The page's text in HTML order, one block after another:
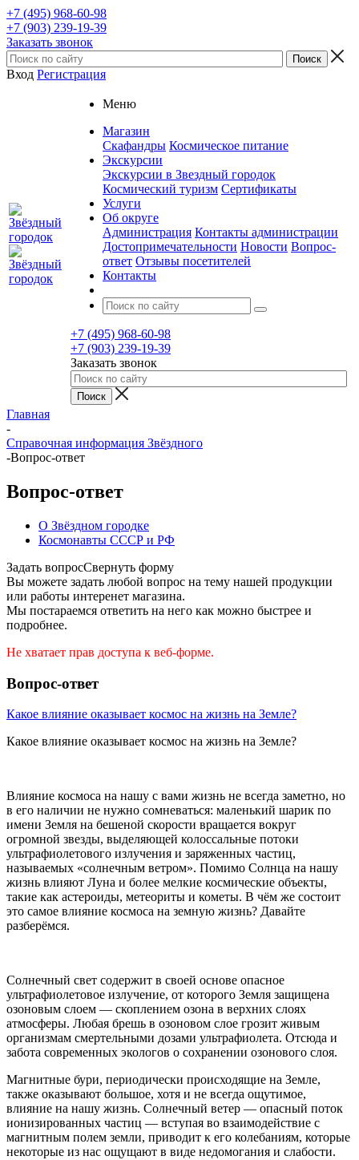
+7 (495) 968-60-98
+7 (903) 239-19-39
Заказать звонок
Вход Регистрация
Меню
Магазин
Скафандры Космическое питание
Экскурсии
Экскурсии в Звездный городок
Космический туризм Сертификаты
Услуги
Об округе
Администрация Контакты администрации
Достопримечательности Новости Вопрос-
ответ Отзывы посетителей
Контакты
+7 (495) 968-60-98
+7 (903) 239-19-39
Заказать звонок
Главная
-
Справочная информация Звёздного
-Вопрос-ответ
Вопрос-ответ
О Звёздном городке
Космонавты СССР и РФ
Задать вопросСвернуть форму
Вы можете задать любой вопрос на тему нашей продукции
или работы интеренет магазина.
Мы постараемся ответить на него как можно быстрее и
подробнее.
Не хватает прав доступа к веб-форме.
Вопрос-ответ
Какое влияние оказывает космос на жизнь на Земле?
Какое влияние оказывает космос на жизнь на Земле?
Влияние космоса на нашу с вами жизнь не всегда заметно, но
в его наличии не нужно сомневаться: маленький шарик по
имени Земля на бешеной скорости вращается вокруг
огромной звезды, выделяющей колоссальные потоки
ультрафиолетового излучения и заряженных частиц,
называемых «солнечным ветром». Помимо Солнца на нашу
жизнь влияют Луна и более мелкие космические объекты,
такие как астероиды, метеориты и кометы. В чём же состоит
это самое влияние космоса на земную жизнь? Давайте
разберёмся.
Солнечный свет содержит в своей основе опасное
ультрафиолетовое излучение, от которого Земля защищена
озоновым слоем — скоплением озона в верхних слоях
атмосферы. Любая брешь в озоновом слое грозит живым
организмам смертельными дозами ультрафиолета. Отсюда и
забота современных экологов о сохранении озонового слоя.
Магнитные бури, периодически происходящие на Земле,
также оказывают большое, хотя и не всегда ощутимое,
влияние на нашу жизнь. Солнечный ветер — опасный поток
ионизированных частиц — вступая во взаимодействие с
магнитным полем земли, приводит к его колебаниям, которые
некоторые из нас ощущают в виде недомогания и слабости.